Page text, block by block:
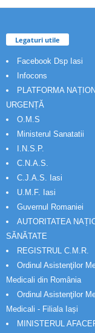
Legaturi utile
Facebook Dsp Iasi
Infocons
PLATFORMA
URGENȚĂ
O.M.S
Ministerul Sanatatii
I.N.S.P.
C.N.A.S.
C.J.A.S. Iasi
U.M.F. Iasi
Guvernul Romaniei
AUTORITATEA
SĂNĂTATE
REGISTRUL C.M.R.
Ordinul Asistenţilor
Medicali din România
Ordinul Asistenţilor
Medicali - Filiala Iași
MINISTERUL